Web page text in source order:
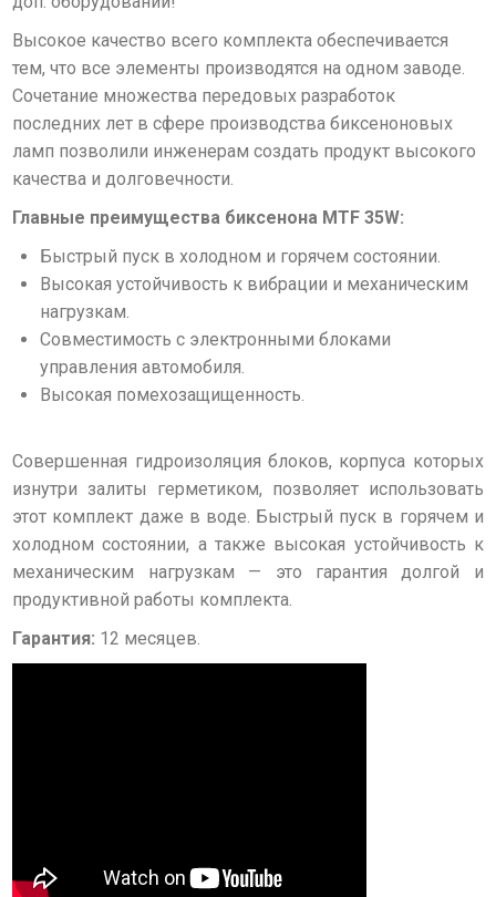
Высокое качество всего комплекта обеспечивается
тем, что все элементы производятся на одном заводе.
Сочетание множества передовых разработок
последних лет в сфере производства биксеноновых
ламп позволили инженерам создать продукт высокого
качества и долговечности.
Главные преимущества биксенона MTF 35W:
Быстрый пуск в холодном и горячем состоянии.
Высокая устойчивость к вибрации и механическим
нагрузкам.
Совместимость с электронными блоками
управления автомобиля.
Высокая помехозащищенность.
Совершенная гидроизоляция блоков, корпуса которых
изнутри залиты герметиком, позволяет использовать
этот комплект даже в воде. Быстрый пуск в горячем и
холодном состоянии, а также высокая устойчивость к
механическим нагрузкам — это гарантия долгой и
продуктивной работы комплекта.
Гарантия: 12 месяцев.